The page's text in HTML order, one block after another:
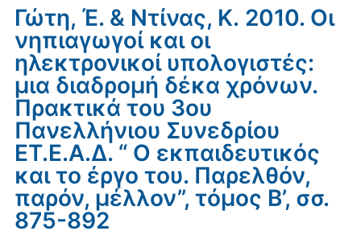
Γώτη, Έ. & Ντίνας, Κ. 2010. Οι
νηπιαγωγοί και οι
ηλεκτρονικοί υπολογιστές:
μια διαδρομή δέκα χρόνων.
Πρακτικά του 3ου
Πανελλήνιου Συνεδρίου
ΕΤ.Ε.Α.Δ. “ Ο εκπαιδευτικός
και το έργο του. Παρελθόν,
παρόν, μέλλον”, τόμος Β’, σσ.
875-892